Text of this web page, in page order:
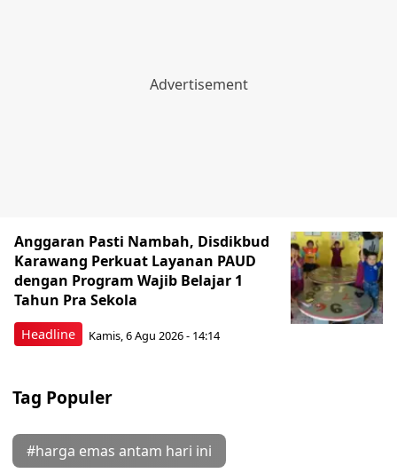
Headline
Anggaran Pasti Nambah, Disdikbud
Karawang Perkuat Layanan PAUD
dengan Program Wajib Belajar 1
Tahun Pra Sekola
Kamis, 6 Agu 2026 - 14:14
Tag Populer
#harga emas antam hari ini